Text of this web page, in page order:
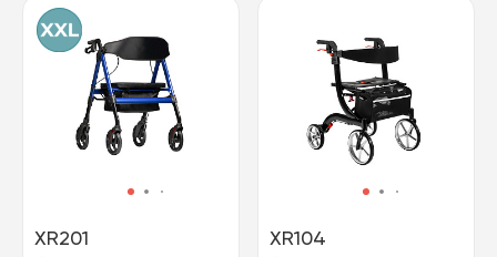
XR201 XR104